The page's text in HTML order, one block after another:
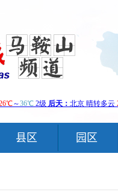
县区 园区